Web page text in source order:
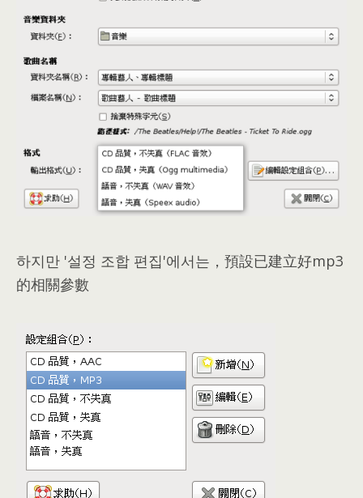
하지만 '설정 조합 편집'에서는， 預設已建立好mp3
的相關參數